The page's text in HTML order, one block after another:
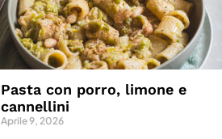
Pasta con porro, limone e
cannellini
Aprile 9, 2026